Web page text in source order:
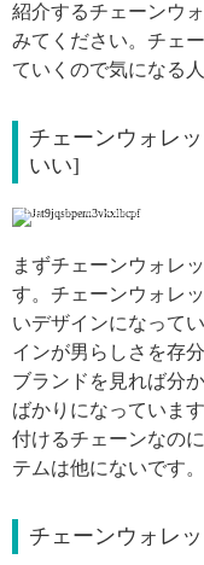
紹介するチェーンウ
みてください。チェ
ていくので気になる
チェーンウォレ
いい]
引用: https://www.instagram.com/p/
まずチェーンウォレ
す。チェーンウォレ
いデザインになって
インが男らしさを存
ブランドを見れば分
ばかりになっていま
付けるチェーンなの
テムは他にないです。
チェーンウォレ